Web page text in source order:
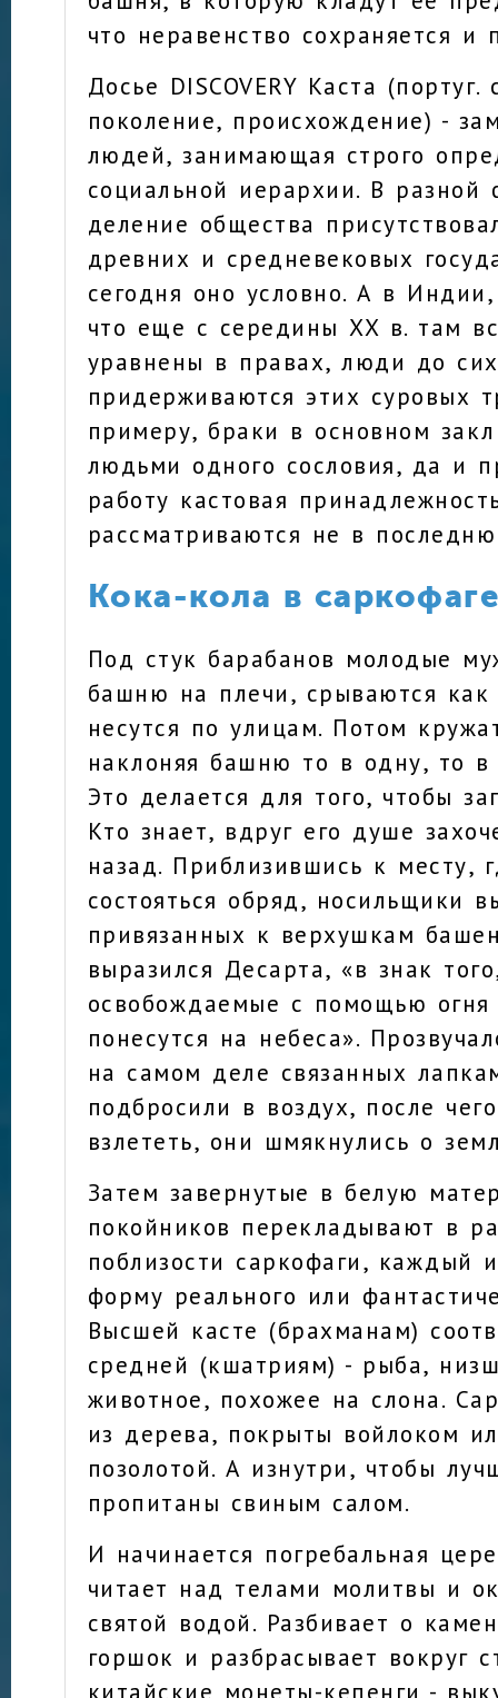
что неравенство сохраняется и
Досье DISCOVERY Каста
поколение, происхождение) -
людей, занимающая строго
социальной иерархии. В
деление общества
древних и средневековых
сегодня оно условно. А в
что еще с середины XX в. там
уравнены в правах, люди до
придерживаются этих суровых
примеру, браки в основном
людьми одного сословия, да и
работу кастовая
рассматриваются не в
Кока-кола в
Под стук барабанов молодые
башню на плечи, срываются как
несутся по улицам. Потом
наклоняя башню то в одну, то в
Это делается для того, чтобы
Кто знает, вдруг его душе
назад. Приблизившись к месту,
состояться обряд, носильщики
привязанных к верхушкам
выразился Десарта, «в знак
освобождаемые с помощью
понесутся на небеса».
на самом деле связанных
подбросили в воздух, после
взлететь, они шмякнулись о
Затем завернутые в белую
покойников перекладывают в
поблизости саркофаги, каждый
форму реального или
Высшей касте (брахманам)
средней (кшатриям) - рыба,
животное, похожее на слона.
из дерева, покрыты войлоком
позолотой. А изнутри, чтобы
пропитаны свиным салом.
И начинается погребальная
читает над телами молитвы и
святой водой. Разбивает о
горшок и разбрасывает вокруг
китайские монеты-кепенги -